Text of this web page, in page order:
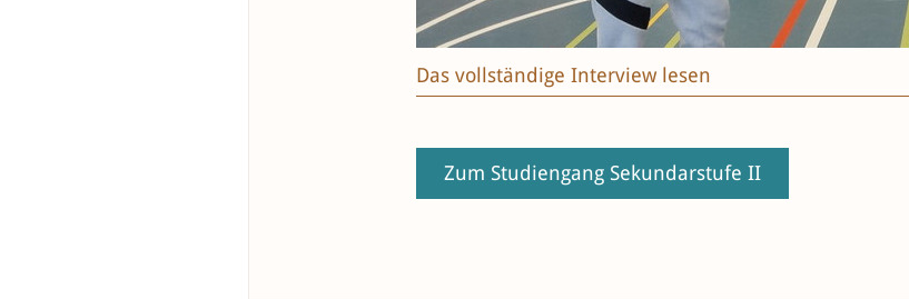
Das vollständige Interview lesen
Zum Studiengang Sekundarstufe II